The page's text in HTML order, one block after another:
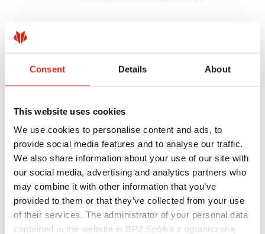
Consent Details About
This website uses cookies
We use cookies to personalise content and ads, to
provide social media features and to analyse our traffic.
We also share information about your use of our site with
our social media, advertising and analytics partners who
may combine it with other information that you’ve
provided to them or that they’ve collected from your use
of their services. The administrator of your personal data
contained in the website is BP2 Spółka z ograniczoną
Pomocne linki
Powłoki, kolorystyka i gwarancje
Rejestracja gwarancji
Realizacje i inspiracje
Pliki do pobrania